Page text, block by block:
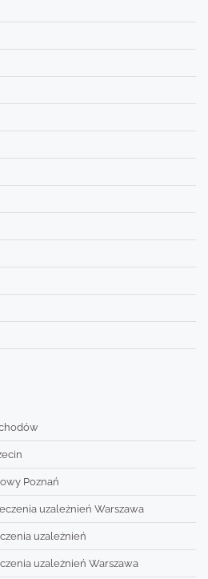
Poznań
uzależnień Warszawa
uzależnień
uzależnień Warszawa